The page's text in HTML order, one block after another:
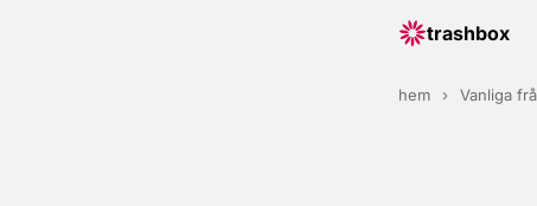
trashbox
hem › Vanliga